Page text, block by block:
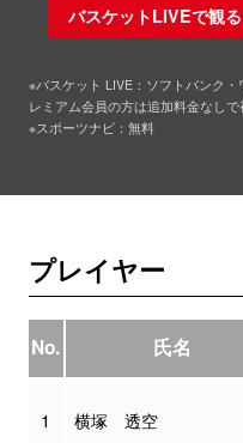
バスケットLIVEで観る
※バスケット LIVE：ソフトバンク
レミアム会員の方は追加料金なし
※スポーツナビ：無料
プレイヤー
No. 氏名
1 横塚 透空